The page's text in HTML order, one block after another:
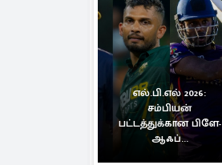
எல்.பி.எல் 2026:
சம்பியன்
பட்டத்துக்கான பிளே-
ஆஃப்...